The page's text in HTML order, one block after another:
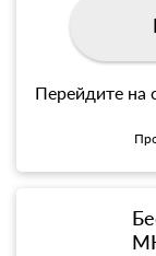
Перейдите на